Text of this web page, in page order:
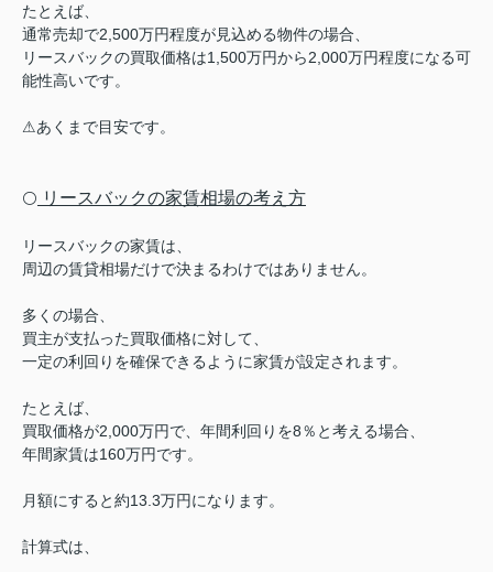
たとえば、
通常売却で2,500万円程度が見込める物件の場合、
リースバックの買取価格は1,500万円から2,000万円程度になる可
能性高いです。
⚠︎あくまで目安です。
⚪️ リースバックの家賃相場の考え方
リースバックの家賃は、
周辺の賃貸相場だけで決まるわけではありません。
多くの場合、
買主が支払った買取価格に対して、
一定の利回りを確保できるように家賃が設定されます。
たとえば、
買取価格が2,000万円で、年間利回りを8％と考える場合、
年間家賃は160万円です。
月額にすると約13.3万円になります。
計算式は、